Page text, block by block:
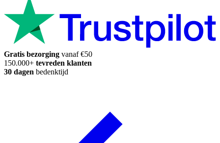
Gratis bezorging vanaf €50
150.000+ tevreden klanten
30 dagen bedenktijd